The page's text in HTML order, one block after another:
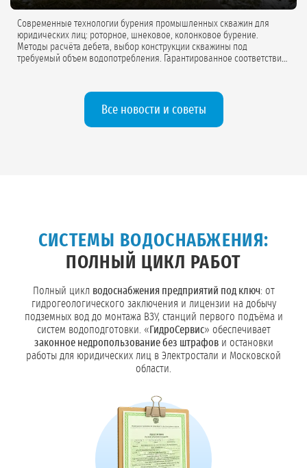
Современные технологии бурения промышленных скважин для
юридических лиц: роторное, шнековое, колонковое бурение.
Методы расчёта дебета, выбор конструкции скважины под
требуемый объем водопотребления. Гарантированное соответствие
Все новости и советы
СИСТЕМЫ ВОДОСНАБЖЕНИЯ:
ПОЛНЫЙ ЦИКЛ РАБОТ
Полный цикл водоснабжения предприятий под ключ: от
гидрогеологического заключения и лицензии на добычу
подземных вод до монтажа ВЗУ, станций первого подъёма и
систем водоподготовки. «ГидроСервис» обеспечивает
законное недропользование без штрафови остановки
работы для юридических лиц в Электростали и Московской
области.